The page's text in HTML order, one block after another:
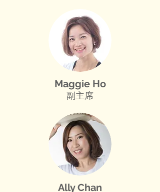
Maggie Ho
副主席
Ally Chan